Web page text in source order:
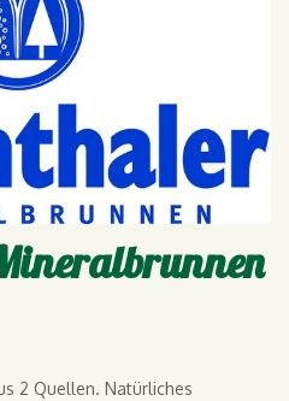
2 Quellen. Natürliches